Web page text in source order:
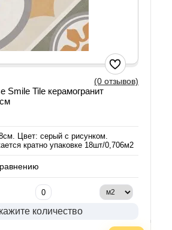
(0 отзывов)
Smile Tile керамогранит
Цвет: серый с рисунком.
кратно упаковке 18шт/0,706м2
количество